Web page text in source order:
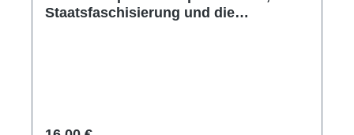
Staatsfaschisierung und die